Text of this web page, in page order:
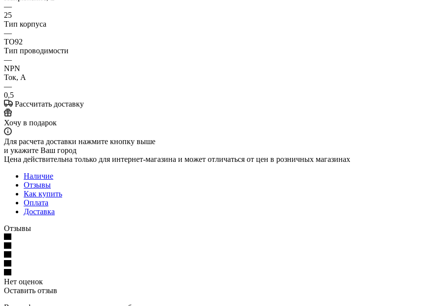
—
25
Тип корпуса
—
TO92
Тип проводимости
—
NPN
Ток, А
—
0,5
Рассчитать доставку
Хочу в подарок
Для расчета доставки нажмите кнопку выше
и укажите Ваш город
Цена действительна только для интернет-магазина и может отличаться от цен в розничных магазинах
Наличие
Отзывы
Как купить
Оплата
Доставка
Отзывы
Нет оценок
Оставить отзыв